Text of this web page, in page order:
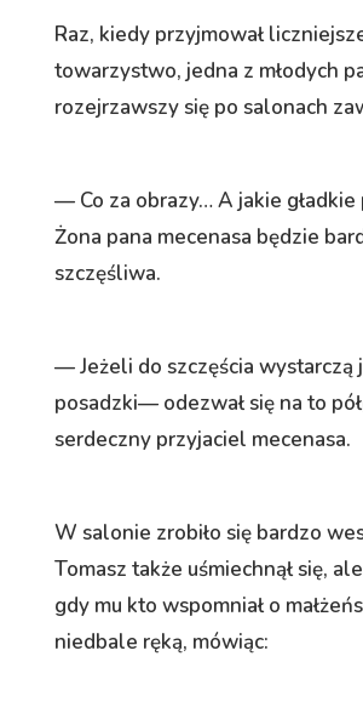
Raz, kiedy przyjmował
towarzystwo, jedna z młodych
rozejrzawszy się po salonach
— Co za obrazy… A jakie
Żona pana mecenasa będzie
szczęśliwa.
— Jeżeli do szczęścia wystarczą
posadzki— odezwał się na to
serdeczny przyjaciel mecenasa.
W salonie zrobiło się bardzo
Tomasz także uśmiechnął się,
gdy mu kto wspomniał o
niedbale ręką, mówiąc: